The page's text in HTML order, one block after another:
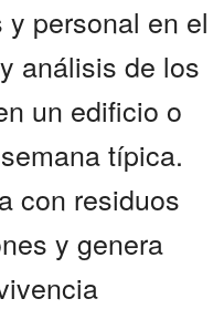
personal en el
análisis de los
un edificio o
típica.
con residuos
y genera